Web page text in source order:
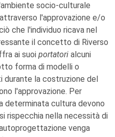
socio-culturale
l'approvazione e/o
che l'individuo ricava nel
il concetto di Riverso
ai suoi portatori alcuni
forma di modelli o
durante la costruzione del
l'approvazione. Per
determinata cultura devono
rispecchia nella necessità di
venga